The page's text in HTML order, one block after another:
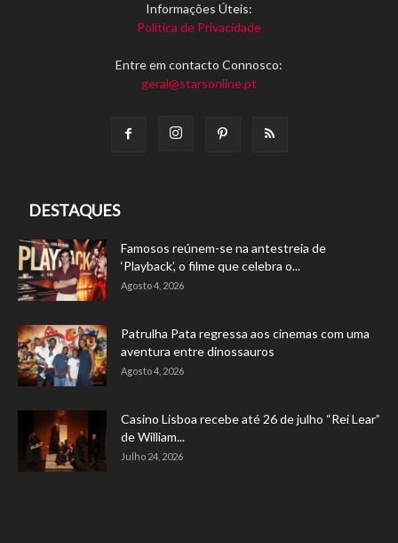
Informações Úteis:
Política de Privacidade
Entre em contacto Connosco:
geral@starsonline.pt
DESTAQUES
Famosos reúnem-se na antestreia de
‘Playback’, o filme que celebra o...
Agosto 4, 2026
Patrulha Pata regressa aos cinemas com uma
aventura entre dinossauros
Agosto 4, 2026
Casino Lisboa recebe até 26 de julho “Rei Lear”
de William...
Julho 24, 2026